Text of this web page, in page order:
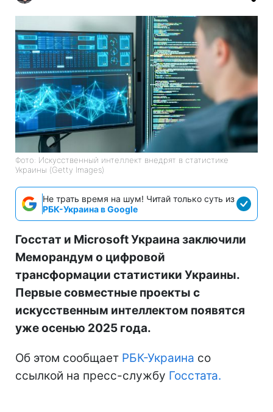
Фото: Искусственный интеллект внедрят в статистике
Украины (Getty Images)
Не трать время на шум! Читай только суть из
РБК-Украина в Google
Госстат и Microsoft Украина заключили
Меморандум о цифровой
трансформации статистики Украины.
Первые совместные проекты с
искусственным интеллектом появятся
уже осенью 2025 года.
Об этом сообщает РБК-Украина со
ссылкой на пресс-службу Госстата.